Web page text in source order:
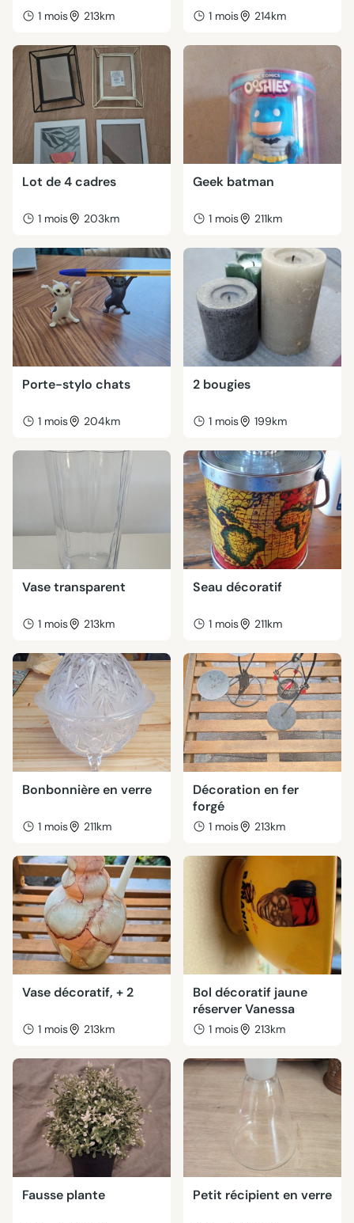
1 mois 213km 1 mois 214km
Lot de 4 cadres
1 mois 203km
Geek batman
1 mois 211km
Porte-stylo chats
1 mois 204km
2 bougies
1 mois 199km
Vase transparent
1 mois 213km
Seau décoratif
1 mois 211km
Bonbonnière en verre
1 mois 211km
Décoration en fer
forgé
1 mois 213km
Vase décoratif, + 2
1 mois 213km
Bol décoratif jaune
réserver Vanessa
1 mois 213km
Fausse plante Petit récipient en verre